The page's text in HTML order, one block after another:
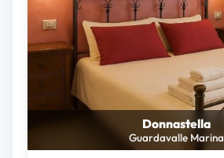
Donnastella
Guardavalle Marina